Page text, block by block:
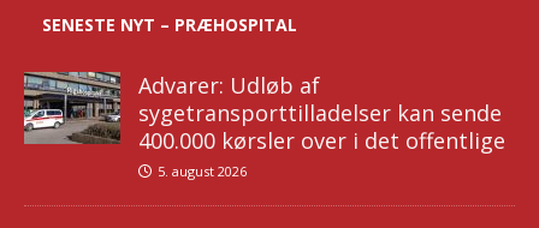
SENESTE NYT – PRÆHOSPITAL
Advarer: Udløb af
sygetransporttilladelser kan sende
400.000 kørsler over i det offentlige
5. august 2026